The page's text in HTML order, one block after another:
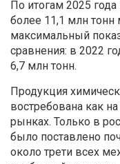
По итогам 2025
более 11,1 млн тонн
максимальный
сравнения: в 2022
6,7 млн тонн.
Продукция
востребована как
рынках. Только в
было поставлено
около трети всех